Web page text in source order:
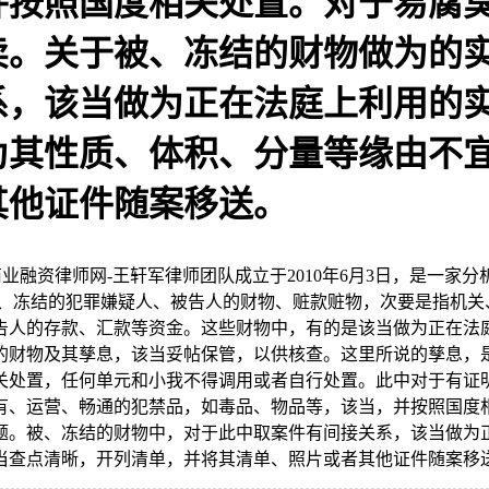
关于被、冻结的财物做为的
该当做为正在法庭上利用的
性质、体积、分量等缘由不
证件随案移送。
律师网-王轩军律师团队成立于2010年6月3日，是一家分
结的犯罪嫌疑人、被告人的财物、赃款赃物，次要是指机
的存款、汇款等资金。这些财物中，有的是该当做为正在
物及其孳息，该当妥帖保管，以供核查。这里所说的孳息
置，任何单元和小我不得调用或者自行处置。此中对于有
运营、畅通的犯禁品，如毒品、物品等，该当，并按照国
被、冻结的财物中，对于此中取案件有间接关系，该当做
点清晰，开列清单，并将其清单、照片或者其他证件随案移